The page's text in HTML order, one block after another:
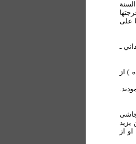
على
ـ
) از
يزيد
از